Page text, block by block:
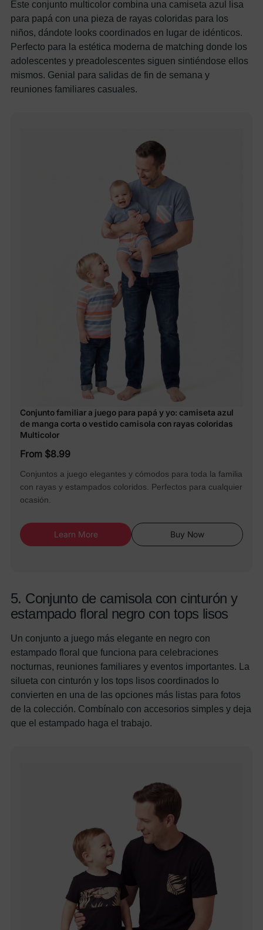
Este conjunto multicolor combina una camiseta azul lisa
para papá con una pieza de rayas coloridas para los
niños, dándote looks coordinados en lugar de idénticos.
Perfecto para la estética moderna de matching donde los
adolescentes y preadolescentes siguen sintiéndose ellos
mismos. Genial para salidas de fin de semana y
reuniones familiares casuales.
Conjunto familiar a juego para papá y yo: camiseta azul
de manga corta o vestido camisola con rayas coloridas
Multicolor
From $8.99
Conjuntos a juego elegantes y cómodos para toda la familia
con rayas y estampados coloridos. Perfectos para cualquier
ocasión.
Learn More Buy Now
5. Conjunto de camisola con cinturón y
estampado floral negro con tops lisos
Un conjunto a juego más elegante en negro con
estampado floral que funciona para celebraciones
nocturnas, reuniones familiares y eventos importantes. La
silueta con cinturón y los tops lisos coordinados lo
convierten en una de las opciones más listas para fotos
de la colección. Combínalo con accesorios simples y deja
que el estampado haga el trabajo.